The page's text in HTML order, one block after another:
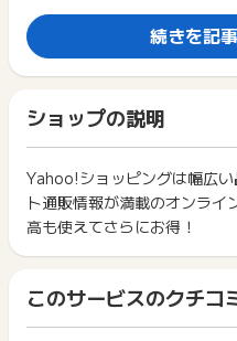
■Yahoo!ショッピングをご
について
※実際にポイントが加算され
るポイント数から変更となる
さい。
※ポイント進呈までは、商品
す。（各ショップにより判
月程度かかる場合もあります
・ポイントタウンを経由（
にカートに入れた商品がポイ
そのため、紛失・破棄された
ご注意ください。
(※) SafariやChromeなどweb
続きを記
ショップの説明
Yahoo!ショッピングは幅広
ト通販情報が満載のオンライ
高も使えてさらにお得！
このサービスのクチコ